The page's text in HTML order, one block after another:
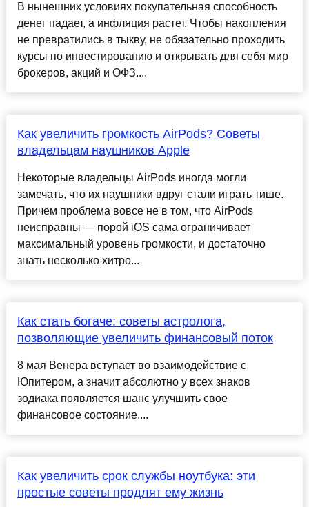
В нынешних условиях покупательная способность
денег падает, а инфляция растет. Чтобы накопления
не превратились в тыкву, не обязательно проходить
курсы по инвестированию и открывать для себя мир
брокеров, акций и ОФЗ....
Как увеличить громкость AirPods? Советы
владельцам наушников Apple
Некоторые владельцы AirPods иногда могли
замечать, что их наушники вдруг стали играть тише.
Причем проблема вовсе не в том, что AirPods
неисправны — порой iOS сама ограничивает
максимальный уровень громкости, и достаточно
знать несколько хитро...
Как стать богаче: советы астролога,
позволяющие увеличить финансовый поток
8 мая Венера вступает во взаимодействие с
Юпитером, а значит абсолютно у всех знаков
зодиака появляется шанс улучшить свое
финансовое состояние....
Как увеличить срок службы ноутбука: эти
простые советы продлят ему жизнь